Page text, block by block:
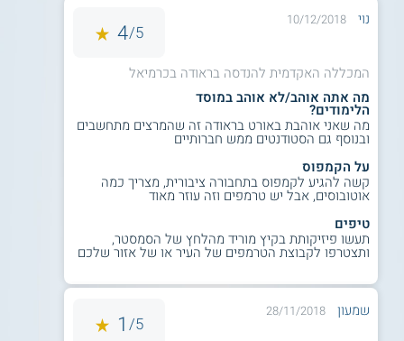
שעומדים בכל הדרישות במסלול בהצלחה על ידי המכללה
למידע נוסף לחצו:המכללה האקדמית להנדסה
בראודה בכרמיאל
נוי 10/12/2018
5/
4
המכללה האקדמית להנדסה בראודה בכרמיאל
מה אתה אוהב/לא אוהב במוסד
הלימודים?
מה שאני אוהבת באורט בראודה זה שהמרצים מתחשבים
ובנוסף גם הסטודנטים ממש חברותיים
על הקמפוס
קשה להגיע לקמפוס בתחבורה ציבורית, מצריך כמה
אוטובוסים, אבל יש טרמפים וזה עוזר מאוד
טיפים
תעשו פיזיקותת בקיץ מוריד מהלחץ של הסמסטר,
ותצטרפו לקבוצת הטרמפים של העיר או של אזור שלכם
שמעון 28/11/2018
5/
1